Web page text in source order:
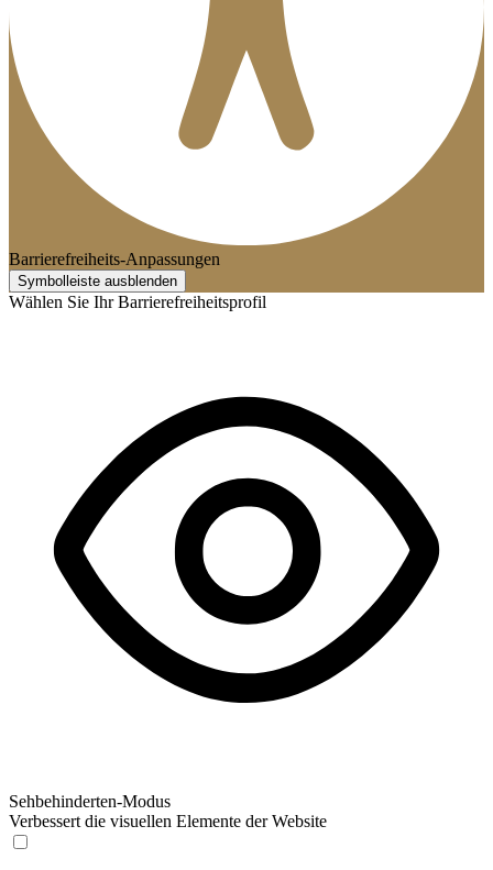
Barrierefreiheits-Anpassungen
Symbolleiste ausblenden
Wählen Sie Ihr Barrierefreiheitsprofil
Sehbehinderten-Modus
Verbessert die visuellen Elemente der Website